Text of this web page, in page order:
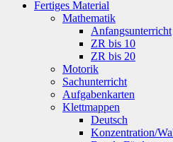
Fertiges Material
Mathematik
Anfangsunterricht
ZR bis 10
ZR bis 20
Motorik
Sachunterricht
Aufgabenkarten
Klettmappen
Deutsch
Konzentration/